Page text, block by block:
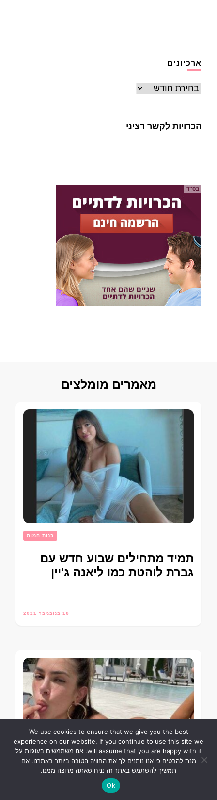
ארכיונים
ארכיונים
הכרויות לקשר רציני
מאמרים מומלצים
בנות חמות
תמיד מתחילים שבוע חדש עם
גברת לוהטת כמו ליאנה ג'יין
16 בנובמבר 2021
We use cookies to ensure that we give you the best
experience on our website. If you continue to use this site we
will assume that you are happy with it. אנו משתמשים בעוגיות על
מנת להבטיח כי אנו נותנים לך את החוויה הטובה ביותר באתרנו. אם
תמשיך להשתמש באתר זה נניח שאתה מרוצה ממנו.
Ok